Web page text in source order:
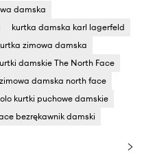
damska
kurtka damska karl lagerfeld
zimowa damska
damskie The North Face
damska north face
kurtki puchowe damskie
bezrękawnik damski